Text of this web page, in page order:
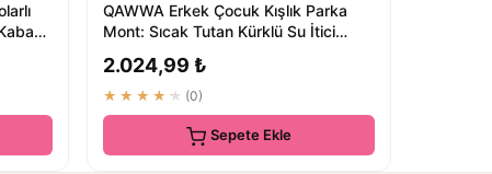
QAWWA Erkek Çocuk Kışlık Parka
Mont: Sıcak Tutan Kürklü Su İtici
Parka
2.024,99 ₺
★★★★★ (0)
Sepete Ekle